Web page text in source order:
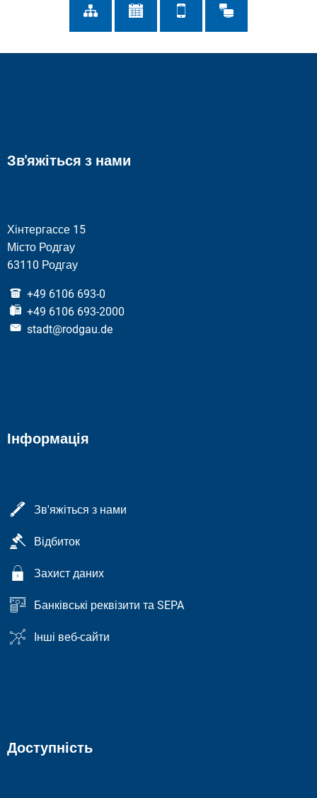
Зв'яжіться з нами
Хінтергассе 15
Місто Родгау
63110 Родгау
+49 6106 693-0
+49 6106 693-2000
stadt@rodgau.de
Інформація
Зв'яжіться з нами
Відбиток
Захист даних
Банківські реквізити та SEPA
Інші веб-сайти
Доступність